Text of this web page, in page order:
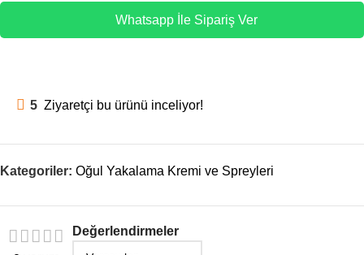
Whatsapp İle Sipariş Ver
5 Ziyaretçi bu ürünü inceliyor!
Kategoriler: Oğul Yakalama Kremi ve Spreyleri
Değerlendirmeler